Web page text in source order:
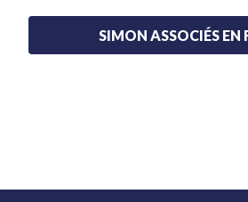
SIMON ASSOCIÉS EN